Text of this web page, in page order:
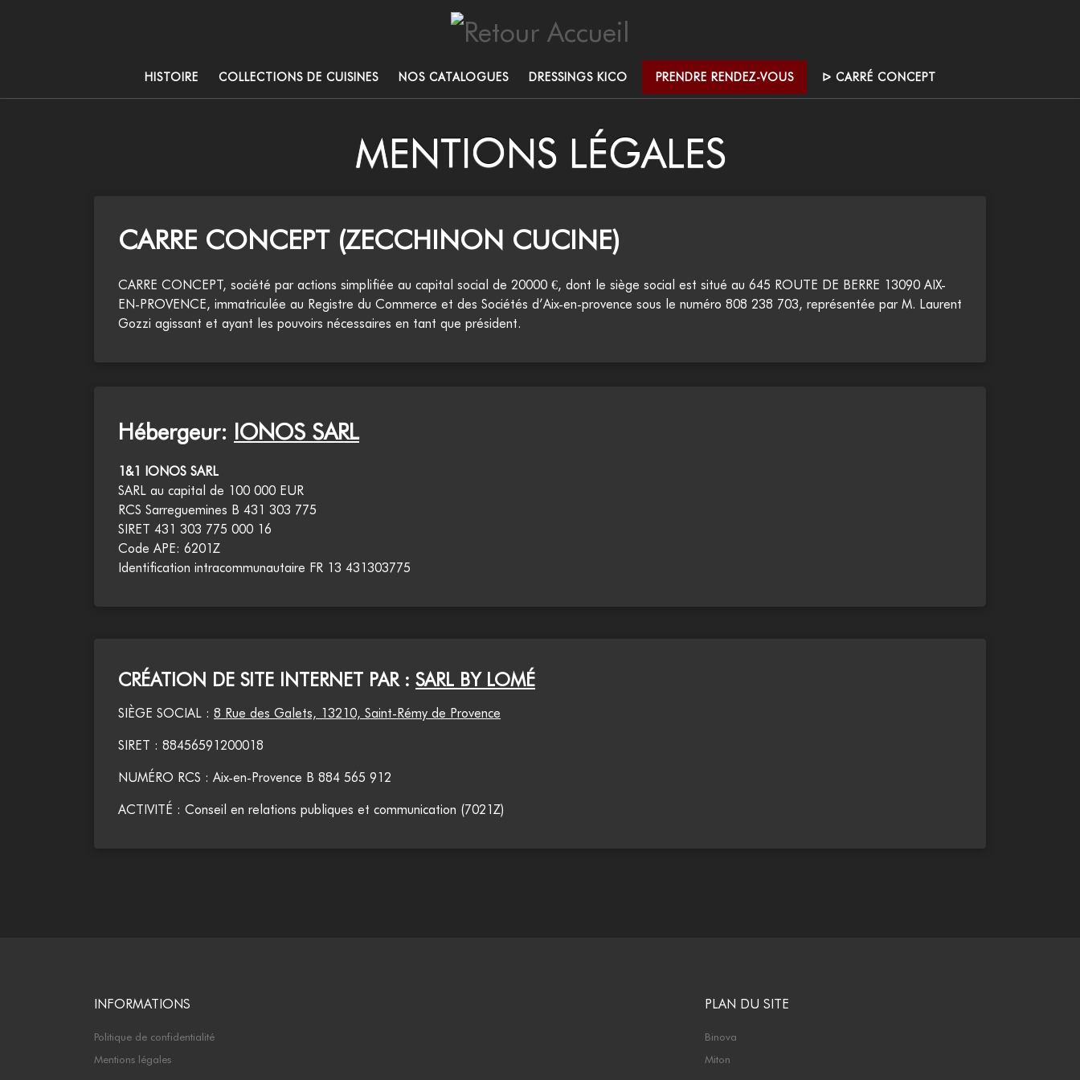
HISTOIRE COLLECTIONS DE CUISINES NOS CATALOGUES DRESSINGS KICO PRENDRE RENDEZ-VOUS ᐅ CARRÉ CONCEPT
MENTIONS LÉGALES
CARRE CONCEPT (ZECCHINON CUCINE)
CARRE CONCEPT, société par actions simplifiée au capital social de 20000 €, dont le siège social est situé au 645 ROUTE DE BERRE 13090 AIX-
EN-PROVENCE, immatriculée au Registre du Commerce et des Sociétés d’Aix-en-provence sous le numéro 808 238 703, représentée par M. Laurent
Gozzi agissant et ayant les pouvoirs nécessaires en tant que président.
Hébergeur: IONOS SARL
1&1 IONOS SARL
SARL au capital de 100 000 EUR
RCS Sarreguemines B 431 303 775
SIRET 431 303 775 000 16
Code APE: 6201Z
Identification intracommunautaire FR 13 431303775
CRÉATION DE SITE INTERNET PAR : SARL BY LOMÉ
SIÈGE SOCIAL : 8 Rue des Galets, 13210, Saint-Rémy de Provence
SIRET : 88456591200018
NUMÉRO RCS : Aix-en-Provence B 884 565 912
ACTIVITÉ : Conseil en relations publiques et communication (7021Z)
INFORMATIONS
Politique de confidentialité
Mentions légales
PLAN DU SITE
Binova
Miton